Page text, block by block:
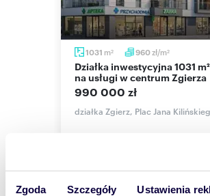
Zgoda Szczegóły Ustawienia
nie rezygnując z szybkiego dostępu
sklepów i komunikacji.
Działka jest ustawna i czeka na
właściciela.
Zapraszam na prezentację na
ten spokój i oceń potencjał tej
przestrzeni.
1031 m2 960zł/m2
Działka inwestycyjna 1031 m² z WZ
na usługi w centrum Zgierza
990 000 zł
działka Zgierz, Plac Jana